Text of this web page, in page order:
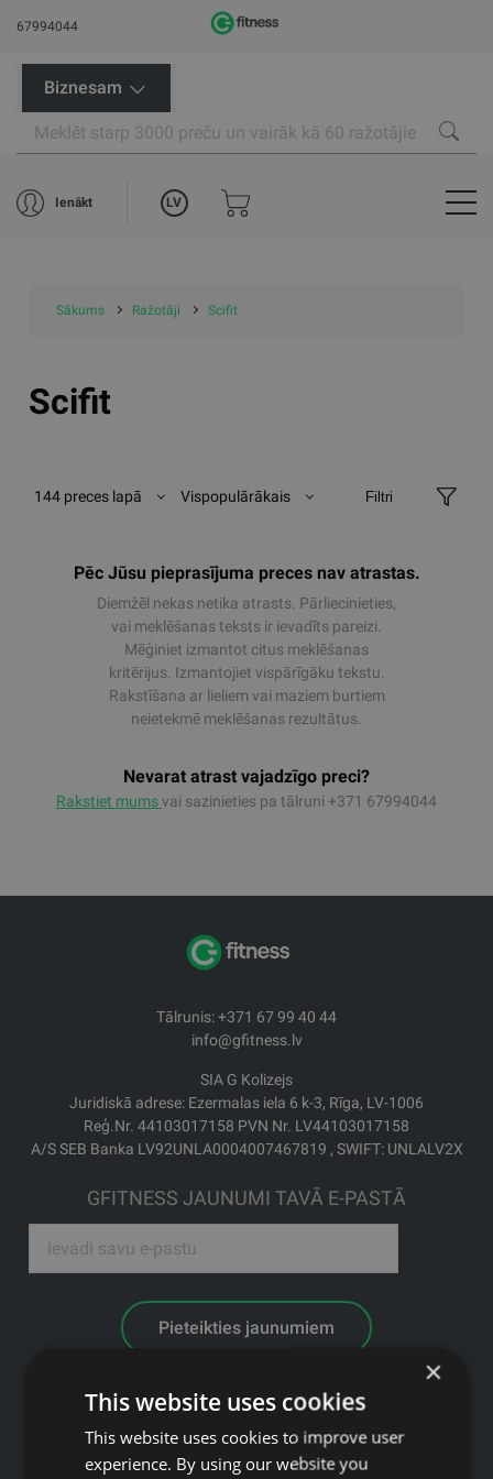
67994044
Biznesam
Ienākt LV
Sākums Ražotāji Scifit
Scifit
144 preces lapā Vispopulārākais Filtri
Pēc Jūsu pieprasījuma preces nav atrastas.
Diemžēl nekas netika atrasts. Pārliecinieties,
vai meklēšanas teksts ir ievadīts pareizi.
Mēģiniet izmantot citus meklēšanas
kritērijus. Izmantojiet vispārīgāku tekstu.
Rakstīšana ar lieliem vai maziem burtiem
neietekmē meklēšanas rezultātus.
Nevarat atrast vajadzīgo preci?
Rakstiet mumsvai sazinieties pa tālruni +371 67994044
Tālrunis: +371 67 99 40 44
info@gfitness.lv
SIA G Kolizejs
Juridiskā adrese: Ezermalas iela 6 k-3, Rīga, LV-1006
Reģ.Nr. 44103017158 PVN Nr. LV44103017158
A/S SEB Banka LV92UNLA0004007467819 , SWIFT: UNLALV2X
GFITNESS JAUNUMI TAVĀ E-PASTĀ
Pieteikties jaunumiem
Pakalpojumi
Ražotāji
×
This website uses cookies
This website uses cookies to improve user
experience. By using our website you